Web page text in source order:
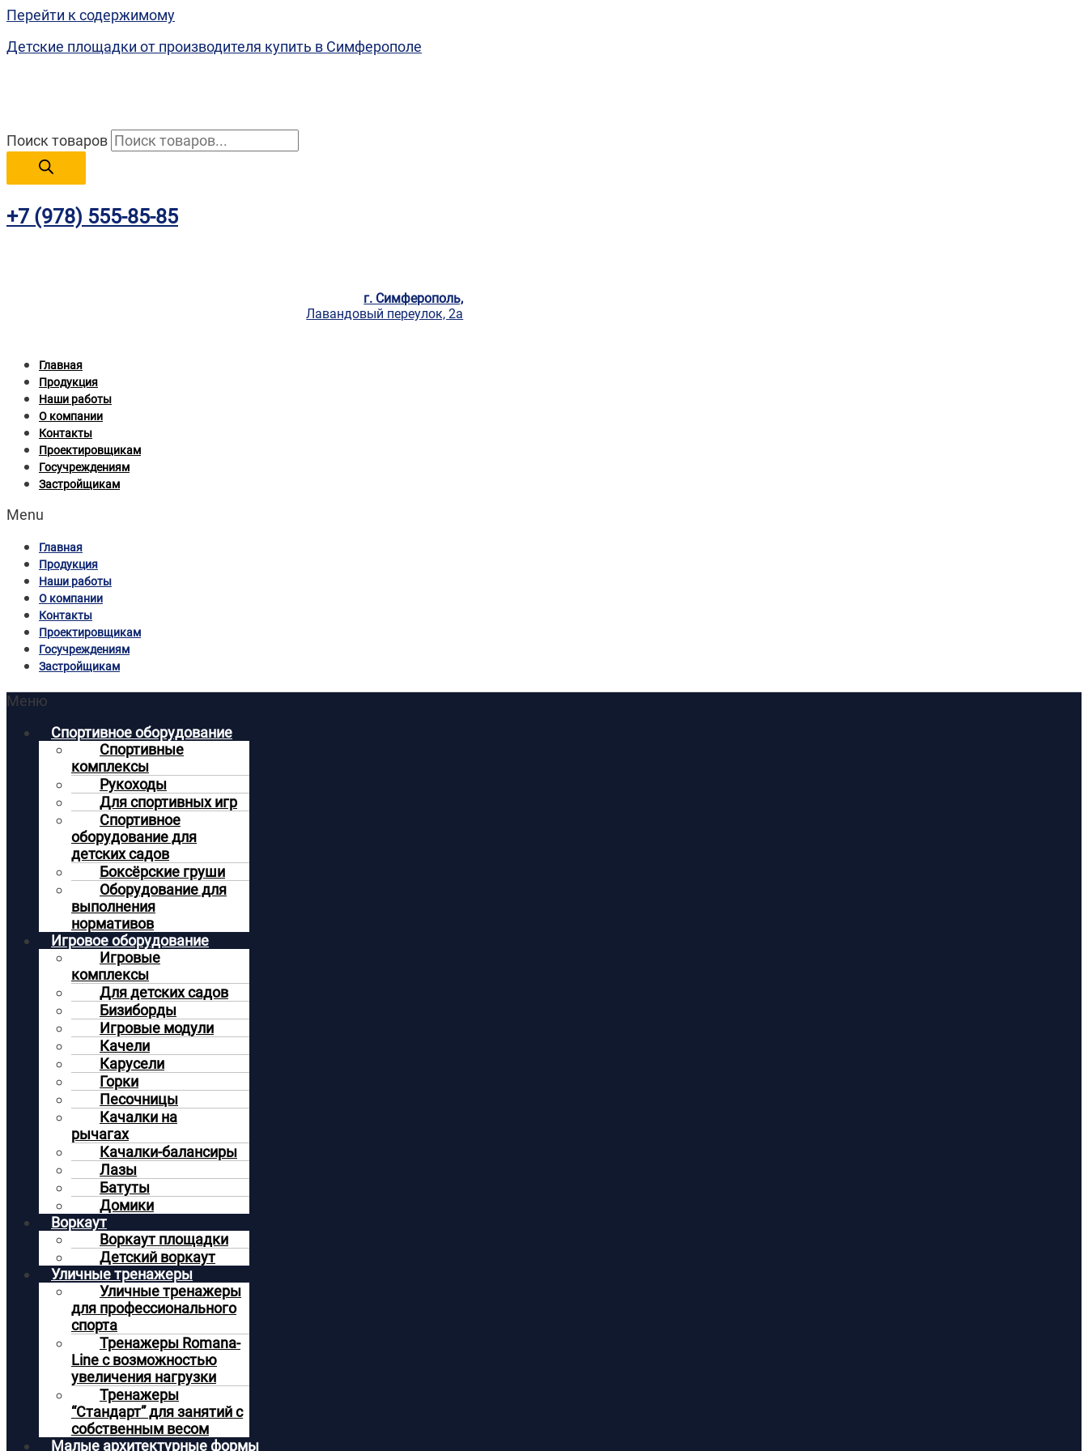
Перейти к содержимому
Детские площадки от производителя купить в Симферополе
Поиск товаров
+7 (978) 555-85-85
г. Симферополь,
Лавандовый переулок, 2а
Главная
Продукция
Наши работы
О компании
Контакты
Проектировщикам
Госучреждениям
Застройщикам
Menu
Главная
Продукция
Наши работы
О компании
Контакты
Проектировщикам
Госучреждениям
Застройщикам
Меню
Спортивное оборудование
Спортивные
комплексы
Рукоходы
Для спортивных игр
Спортивное
оборудование для
детских садов
Боксёрские груши
Оборудование для
выполнения
нормативов
Игровое оборудование
Игровые
комплексы
Для детских садов
Бизиборды
Игровые модули
Качели
Карусели
Горки
Песочницы
Качалки на
рычагах
Качалки-балансиры
Лазы
Батуты
Домики
Воркаут
Воркаут площадки
Детский воркаут
Уличные тренажеры
Уличные тренажеры
для профессионального
спорта
Тренажеры Romana-
Line с возможностью
увеличения нагрузки
Тренажеры
“Стандарт” для занятий с
собственным весом
Малые архитектурные формы